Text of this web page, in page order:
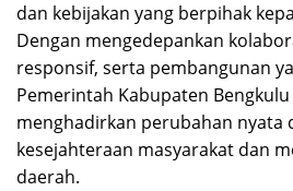
dan kebijakan yang berpihak
Dengan mengedepankan
responsif, serta pembangunan
Pemerintah Kabupaten
menghadirkan perubahan nyata
kesejahteraan masyarakat dan
daerah.